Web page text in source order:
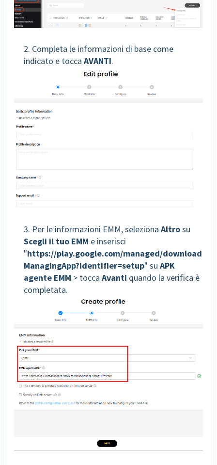
2. Completa le informazioni di base come
indicato e tocca AVANTI.
3. Per le informazioni EMM, seleziona Altrosu
Scegli il tuo EMM e inserisci
"https://play.google.com/managed/download
ManagingApp?identifier=setup" su APK
agente EMM > tocca Avanti quando la verifica è
completata.